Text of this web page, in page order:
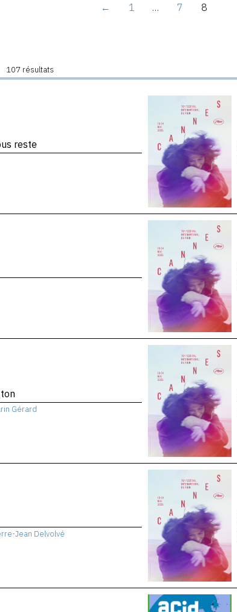
← 1 … 7 8
107 résultats
reste
Gérard
Jean Delvolvé